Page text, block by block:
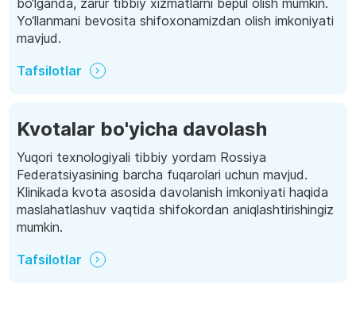
bo‘lganda, zarur tibbiy xizmatlarni bepul olish mumkin.
Yo‘llanmani bevosita shifoxonamizdan olish imkoniyati
mavjud.
Tafsilotlar
Kvotalar bo'yicha davolash
Yuqori texnologiyali tibbiy yordam Rossiya
Federatsiyasining barcha fuqarolari uchun mavjud.
Klinikada kvota asosida davolanish imkoniyati haqida
maslahatlashuv vaqtida shifokordan aniqlashtirishingiz
mumkin.
Tafsilotlar